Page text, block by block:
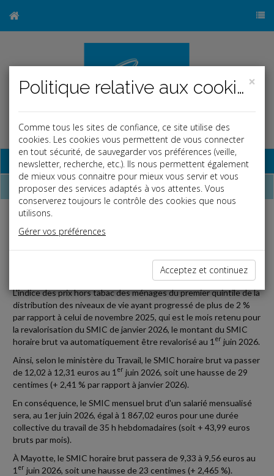
Base documentaire
Dépêches
Social, Paye
Date: 2026-05-26
JUIN 2026
L'indice des prix hors tabac des ménages du premier quintile de la
distribution des niveaux de vie ayant progressé de plus de 2 %
par rapport à celui de novembre 2025, qui est le mois retenu pour
la revalorisation du SMIC de janvier 2026, le montant du SMIC
horaire brut va automatiquement être revalorisé au 1 er juin 2026.
Ainsi, selon le ministère du Travail, le SMIC horaire brut va passer
de 12,02 à 12,31 euros au 1 er juin 2026, soit une hausse de 29
centimes (+ 2,41 % par rapport à janvier 2026).
En conséquence, le SMIC mensuel brut d'un salarié mensualisé
sera, au 1er juin 2026, égal à 1 867,02 euros pour une durée
collective du travail de 35 h hebdomadaires (soit + 43,99 euros
bruts par mois).
À Mayotte, le SMIC horaire brut passera de 9,33 à 9,56 euros au
1 er juin 2026, soit une hausse de 23 centimes (+ 2,465 %).
×
Politique relative aux cookies
Comme tous les sites de confiance, ce site utilise des
cookies. Les cookies vous permettent de vous connecter
en tout sécurité, de sauvegarder vos préférences (veille,
newsletter, recherche, etc.). Ils nous permettent également
de mieux vous connaitre pour mieux vous servir et vous
proposer des services adaptés à vos attentes. Vous
conserverez toujours le contrôle des cookies que nous
utilisons.
Gérer vos préférences
Acceptez et continuez